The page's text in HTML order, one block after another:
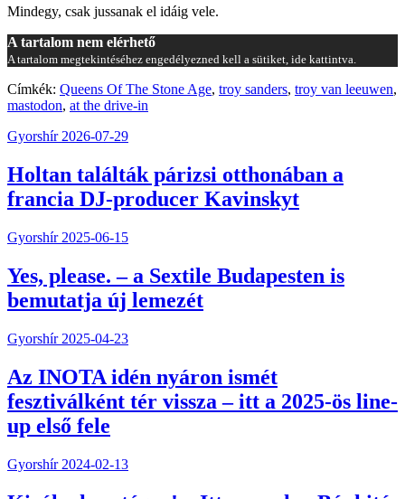
Mindegy, csak jussanak el idáig vele.
A tartalom nem elérhető
A tartalom megtekintéséhez engedélyezned kell a sütiket, ide kattintva.
Címkék: Queens Of The Stone Age, troy sanders, troy van leeuwen,
mastodon, at the drive-in
Gyorshír 2026-07-29
Holtan találták párizsi otthonában a
francia DJ-producer Kavinskyt
Gyorshír 2025-06-15
Yes, please. – a Sextile Budapesten is
bemutatja új lemezét
Gyorshír 2025-04-23
Az INOTA idén nyáron ismét
fesztiválként tér vissza – itt a 2025-ös line-
up első fele
Gyorshír 2024-02-13